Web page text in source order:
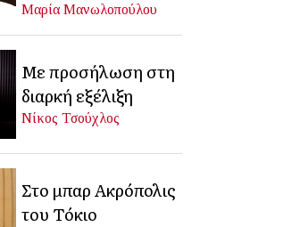
Μαρία Μανωλοπούλου
Με προσήλωση στη
διαρκή εξέλιξη
Νίκος Τσούχλος
Στο μπαρ Ακρόπολις
του Τόκιο